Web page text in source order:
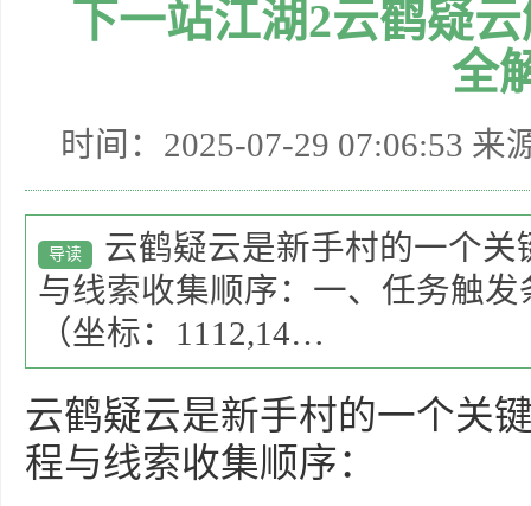
下一站江湖2云鹤疑
全
时间：2025-07-29 07:06:53 来
导读
云鹤疑云是新手村的一个
与线索收集顺序：一、任务触
（坐标：1112,14…
云鹤疑云是新手村的一个关
程与线索收集顺序：